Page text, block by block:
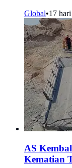
Global•17
AS
Kematian